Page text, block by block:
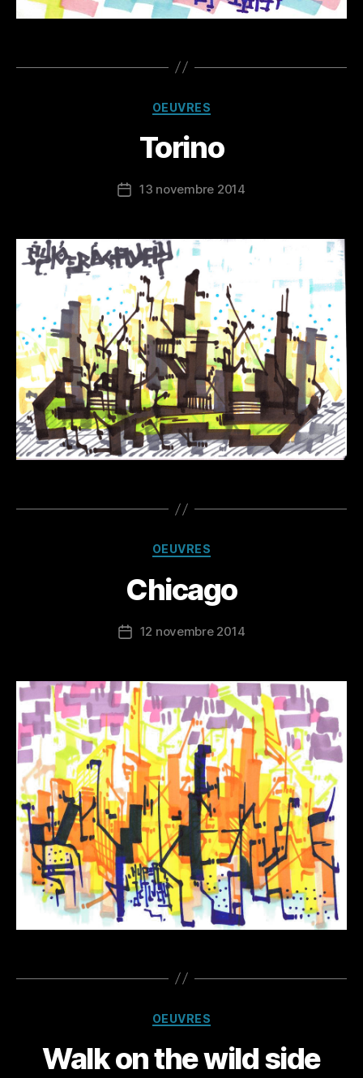
Catégories
OEUVRES
Torino
Date13 novembre 2014
Catégories
OEUVRES
Chicago
Date12 novembre 2014
Catégories
OEUVRES
Walk on the wild side